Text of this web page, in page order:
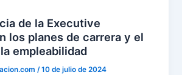
de la Executive
los planes de carrera y el
empleabilidad
/10 de julio de 2024